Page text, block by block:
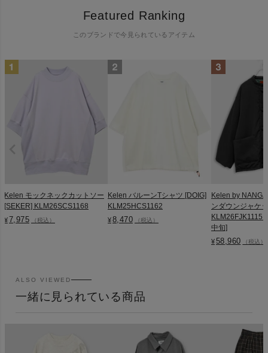
Featured Ranking
このブランドで今見られているアイテム
Kelen モックネックカットソー
[SEKER] KLM26SCS1168
¥7,975 （税込）
Kelen バルーンTシャツ [DOIG]
KLM25HCS1162
¥8,470 （税込）
Kelen by
ンダウンジャケ
KLM26FJK1115
中旬]
¥58,960 （税込）
ALSO VIEWED
一緒に見られている商品